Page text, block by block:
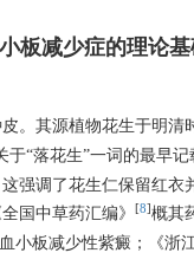
板减少症的理论基
。其源植物花生于明清
“落花生”一词的最早记
强调了花生仁保留红
国中草药汇编》
[8]概其
小板减少性紫癜；《浙